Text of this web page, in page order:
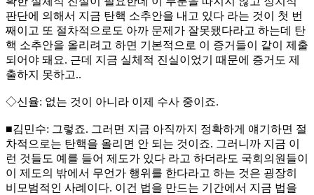
판단에 의해서 지금 탄핵 소추안을 내고 있다 라는 것이 첫 번
째이고 또 절차적으로도 아까 문제가 잘못됐다라고 하는데 탄
핵 소추안을 올리려고 하면 기본적으로 이 증거들이 같이 제출
되어야 돼요. 근데 지금 실체적 진실이었기 때문에 증거도 제
출하지 못하고..
◇신율: 없는 것이 아니라 이제 수사 중이죠.
■김민수: 그렇죠. 그러면 지금 아직까지 정확하게 얘기하면 절
차적으로는 탄핵을 올리면 안 되는 것이죠. 그러니까 지금 이
런 것들도 예를 들어 제도가 있다 라고 하더라도 국회의원들이
이 제도의 밖에서 무언가 행위를 한다라고 하는 것은 굉장히
비모범적인 사례이다. 이건 법을 만드는 기간에서 지금 법을